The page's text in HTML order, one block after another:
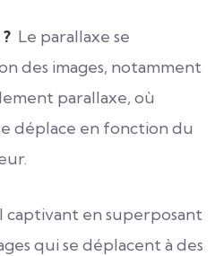
Le parallaxe se
des images, notamment
parallaxe, où
déplace en fonction du
captivant en superposant
qui se déplacent à des